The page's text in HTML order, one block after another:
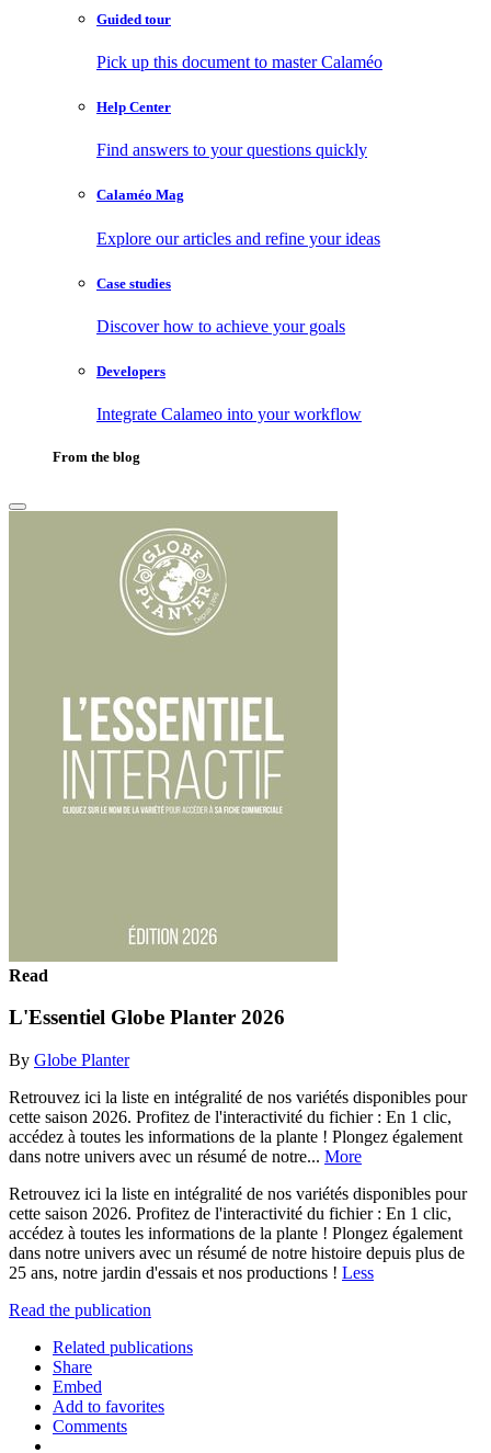
Guided tour
Pick up this document to master Calaméo
Help Center
Find answers to your questions quickly
Calaméo Mag
Explore our articles and refine your ideas
Case studies
Discover how to achieve your goals
Developers
Integrate Calameo into your workflow
From the blog
Read
L'Essentiel Globe Planter 2026
By Globe Planter
Retrouvez ici la liste en intégralité de nos variétés disponibles pour
cette saison 2026. Profitez de l'interactivité du fichier : En 1 clic,
accédez à toutes les informations de la plante ! Plongez également
dans notre univers avec un résumé de notre... More
Retrouvez ici la liste en intégralité de nos variétés disponibles pour
cette saison 2026. Profitez de l'interactivité du fichier : En 1 clic,
accédez à toutes les informations de la plante ! Plongez également
dans notre univers avec un résumé de notre histoire depuis plus de
25 ans, notre jardin d'essais et nos productions ! Less
Read the publication
Related publications
Share
Embed
Add to favorites
Comments